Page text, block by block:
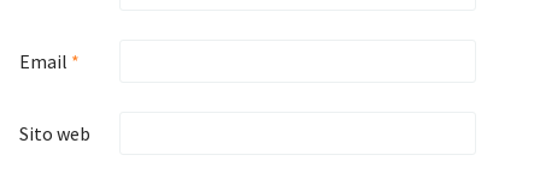
Email *
Sito web